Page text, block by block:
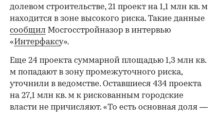
долевом строительстве, 21 проект на 1,1 млн кв. м
находится в зоне высокого риска. Такие данные
сообщил Мосгосстройназор в интервью
«Интерфаксу».
Еще 24 проекта суммарной площадью 1,3 млн кв.
м попадают в зону промежуточного риска,
уточнили в ведомстве. Оставшиеся 434 проекта
на 27,1 млн кв. м к рискованным городские
власти не причисляют. «То есть основная доля —